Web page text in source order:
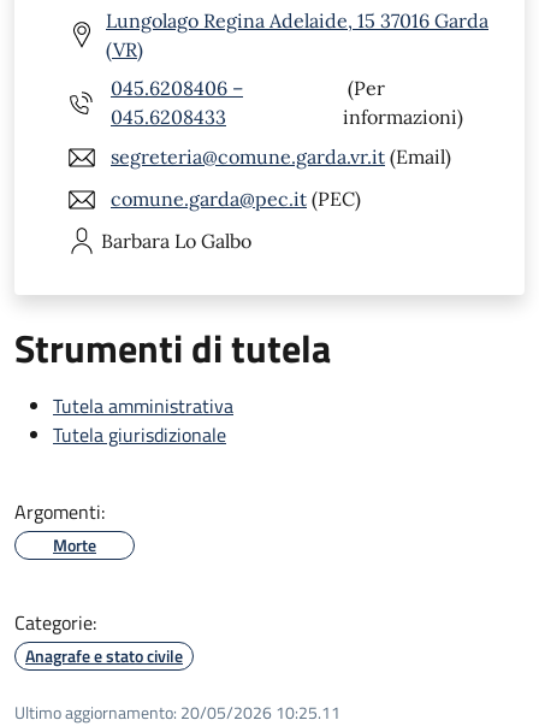
Lungolago Regina Adelaide, 15 37016 Garda
(VR)
045.6208406 –
045.6208433
(Per
informazioni)
segreteria@comune.garda.vr.it (Email)
comune.garda@pec.it (PEC)
Barbara Lo Galbo
Strumenti di tutela
Tutela amministrativa
Tutela giurisdizionale
Argomenti:
Morte
Categorie:
Anagrafe e stato civile
Ultimo aggiornamento: 20/05/2026 10:25.11